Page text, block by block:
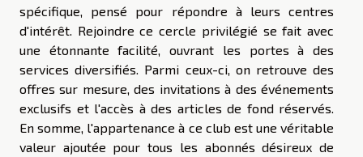
spécifique, pensé pour répondre à leurs centres
d'intérêt. Rejoindre ce cercle privilégié se fait avec
une étonnante facilité, ouvrant les portes à des
services diversifiés. Parmi ceux-ci, on retrouve des
offres sur mesure, des invitations à des événements
exclusifs et l'accès à des articles de fond réservés.
En somme, l'appartenance à ce club est une véritable
valeur ajoutée pour tous les abonnés désireux de